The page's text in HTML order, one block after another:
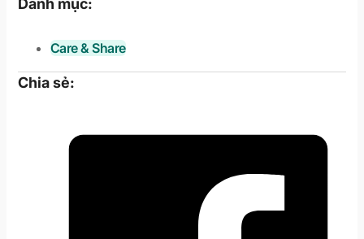
Care & Share
Chia sẻ: